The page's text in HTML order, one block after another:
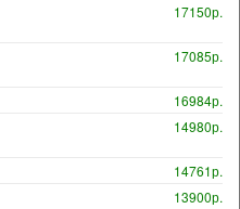
17150р.
17085р.
16984р.
14980р.
14761р.
13900р.